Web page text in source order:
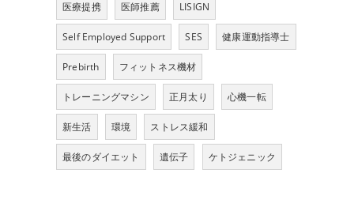
医療提携 医師推薦 LISIGN
Self Employed Support SES 健康運動指導士
Prebirth フィットネス機材
トレーニングマシン 正月太り 心機一転
新生活 環境 ストレス緩和
最後のダイエット 遺伝子 ケトジェニック